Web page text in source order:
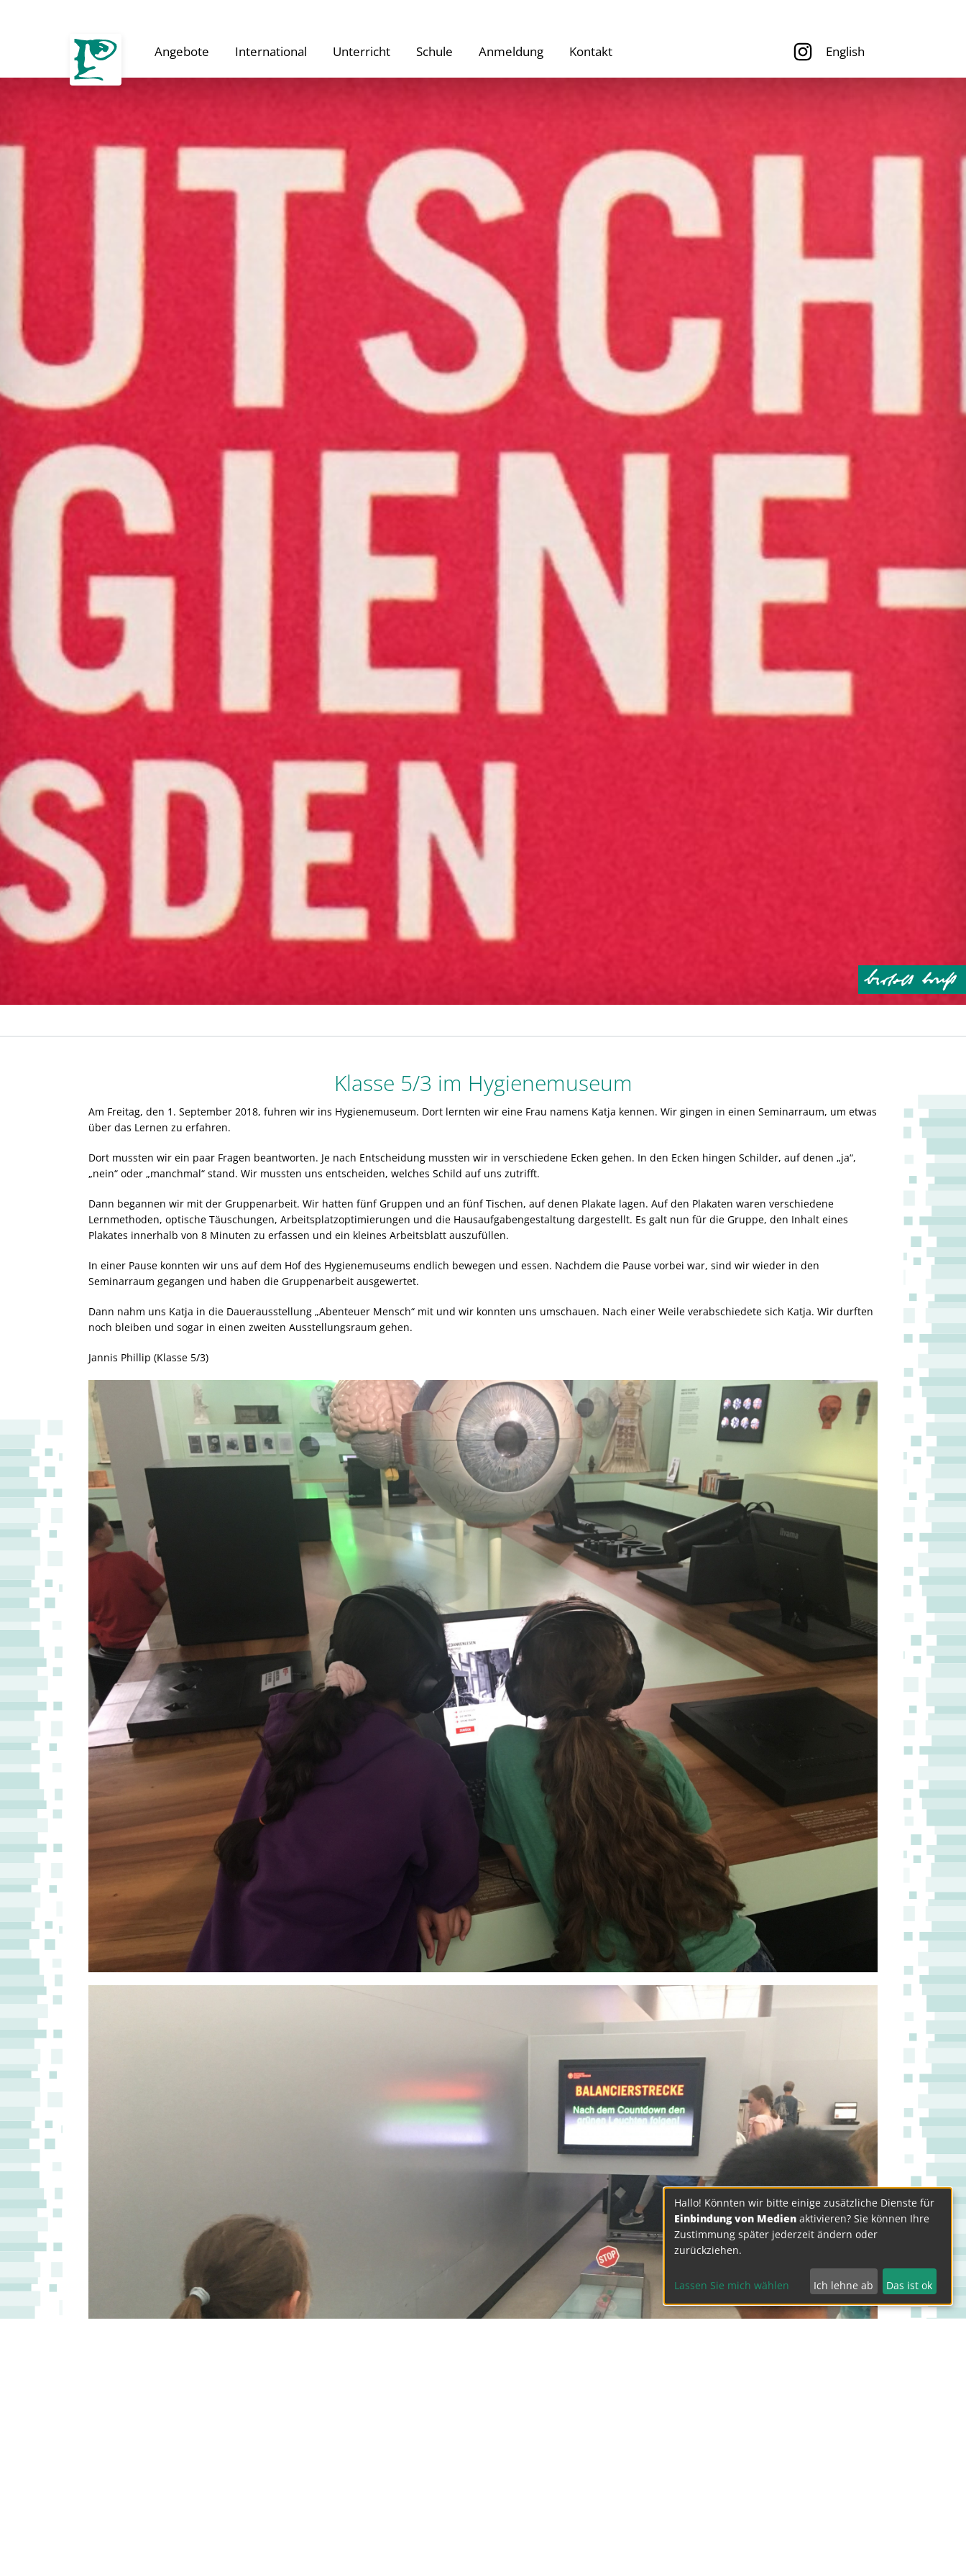
Angebote International Unterricht Schule Anmeldung Kontakt English
Klasse 5/3 im Hygienemuseum
Am Freitag, den 1. September 2018, fuhren wir ins Hygienemuseum. Dort lernten wir eine Frau namens Katja kennen. Wir gingen in einen Seminarraum, um etwas
über das Lernen zu erfahren.
Dort mussten wir ein paar Fragen beantworten. Je nach Entscheidung mussten wir in verschiedene Ecken gehen. In den Ecken hingen Schilder, auf denen „ja“,
„nein“ oder „manchmal“ stand. Wir mussten uns entscheiden, welches Schild auf uns zutrifft.
Dann begannen wir mit der Gruppenarbeit. Wir hatten fünf Gruppen und an fünf Tischen, auf denen Plakate lagen. Auf den Plakaten waren verschiedene
Lernmethoden, optische Täuschungen, Arbeitsplatzoptimierungen und die Hausaufgabengestaltung dargestellt. Es galt nun für die Gruppe, den Inhalt eines
Plakates innerhalb von 8 Minuten zu erfassen und ein kleines Arbeitsblatt auszufüllen.
In einer Pause konnten wir uns auf dem Hof des Hygienemuseums endlich bewegen und essen. Nachdem die Pause vorbei war, sind wir wieder in den
Seminarraum gegangen und haben die Gruppenarbeit ausgewertet.
Dann nahm uns Katja in die Dauerausstellung „Abenteuer Mensch“ mit und wir konnten uns umschauen. Nach einer Weile verabschiedete sich Katja. Wir durften
noch bleiben und sogar in einen zweiten Ausstellungsraum gehen.
Jannis Phillip (Klasse 5/3)
Hallo! Könnten wir bitte einige zusätzliche Dienste für
Einbindung von Medien aktivieren? Sie können Ihre
Zustimmung später jederzeit ändern oder
zurückziehen.
Lassen Sie mich wählen Ich lehne ab Das ist ok